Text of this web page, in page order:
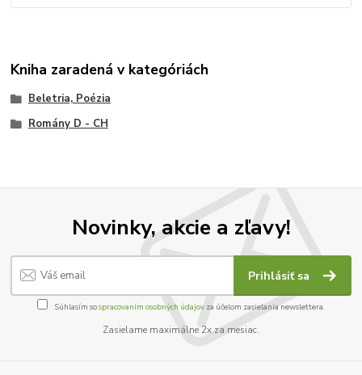
Kniha zaradená v kategóriách
Beletria, Poézia
Romány D - CH
Novinky, akcie a zľavy!
Prihlásiť sa
Súhlasím sospracovaním osobných údajov za účelom zasielania newslettera.
Zasielame maximálne 2x za mesiac.